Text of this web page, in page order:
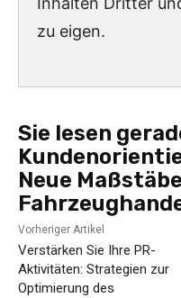
zu eigen.
Sie lesen
Neue
Vorheriger Artikel
Verstärken Sie Ihre PR-
Aktivitäten: Strategien zur
Optimierung des